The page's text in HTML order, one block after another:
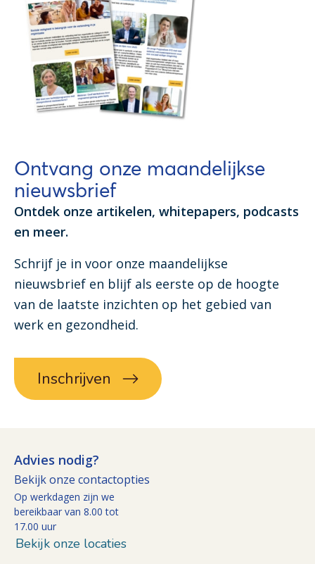
Ontvang onze maandelijkse
nieuwsbrief
Ontdek onze artikelen, whitepapers, podcasts
en meer.
Schrijf je in voor onze maandelijkse
nieuwsbrief en blijf als eerste op de hoogte
van de laatste inzichten op het gebied van
werk en gezondheid.
Inschrijven
Advies nodig?
Bekijk onze contactopties
Op werkdagen zijn we
bereikbaar van 8.00 tot
17.00 uur
Bekijk onze locaties